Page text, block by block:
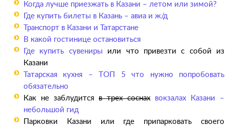
Когда лучше приезжать в Казани – летом или зимой?
Где купить билеты в Казань – авиа и ж/д
Транспорт в Казани и Татарстане
В какой гостинице остановиться
Где купить сувениры или что привезти с собой из
Казани
Татарская кухня – ТОП 5 что нужно попробовать
обязательно
Как не заблудится в трех соснах
вокзалах Казани –
небольшой гид
Парковки Казани или где припарковать своего